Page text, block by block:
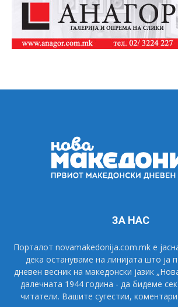
ЗА НАС
Порталот novamakedonija.com.mk е
дека остануваме на линијата што ја
дневен весник на македонски јазик
далечната 1944 година - да бидеме
читатели. Вашите сугестии,